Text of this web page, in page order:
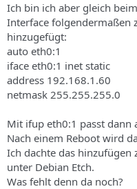
Ich bin ich aber gleich
Interface
hinzugefügt:
auto eth0:1
iface eth0:1 inet static
address 192.168.1.60
netmask 255.255.255.0
Mit ifup eth0:1 passt dann
Nach einem Reboot wird
Ich dachte das
unter Debian Etch.
Was fehlt denn da noch?